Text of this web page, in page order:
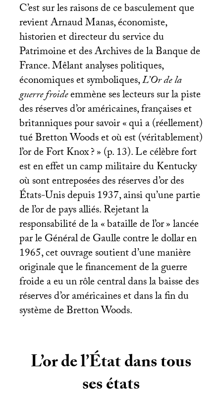
C’est sur les raisons de ce basculement que
revient Arnaud Manas, économiste,
historien et directeur du service du
Patrimoine et des Archives de la Banque de
France. Mêlant analyses politiques,
économiques et symboliques,L’Or de la
guerre froideemmène ses lecteurs sur la piste
des réserves d’or américaines, françaises et
britanniques pour savoir «qui a (réellement)
tué Bretton Woods et où est (véritablement)
l’or de Fort Knox?» (p. 13). Le célèbre fort
est en effet un camp militaire du Kentucky
où sont entreposées des réserves d’or des
États-Unis depuis 1937, ainsi qu’une partie
de l’or de pays alliés. Rejetant la
responsabilité de la «bataille de l’or» lancée
par le Général de Gaulle contre le dollar en
1965, cet ouvrage soutient d’une manière
originale que le financement de la guerre
froide a eu un rôle central dans la baisse des
réserves d’or américaines et dans la fin du
système de Bretton Woods.
L’or de l’État dans tous
ses états